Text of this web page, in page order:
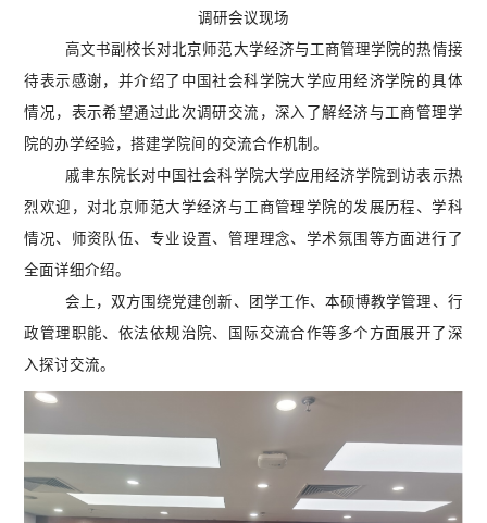
调研会议现场
高文书副校长对北京师范大学经济与工商管理学院的热情接
待表示感谢，并介绍了中国社会科学院大学应用经济学院的具体
情况，表示希望通过此次调研交流，深入了解经济与工商管理学
院的办学经验，搭建学院间的交流合作机制。
戚聿东院长对中国社会科学院大学应用经济学院到访表示热
烈欢迎，对北京师范大学经济与工商管理学院的发展历程、学科
情况、师资队伍、专业设置、管理理念、学术氛围等方面进行了
全面详细介绍。
会上，双方围绕党建创新、团学工作、本硕博教学管理、行
政管理职能、依法依规治院、国际交流合作等多个方面展开了深
入探讨交流。